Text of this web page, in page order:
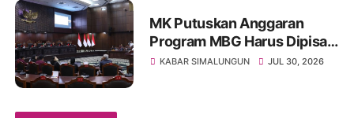
MK Putuskan Anggaran
Program MBG Harus Dipisah
dari Anggaran Pendidikan
KABAR SIMALUNGUN JUL 30, 2026